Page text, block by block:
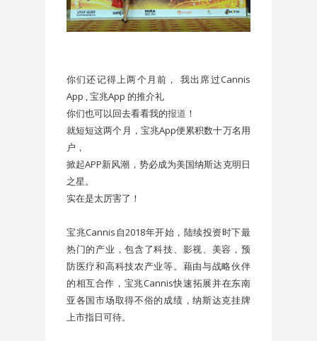
你们还记得上两个月前， 我出席过Cannis
App , 宝兆App 的推介礼
你们也可以回去看看我的报道 ！
就短短这两个月，宝兆App便累积数十万名用
户，
掀起APP新风潮，势必成为美国纳斯达克明日
之星。
实在是太厉害了！
宝兆Cannis自2018年开始，陆续投资时下最
热门的产业，包含了科技、影视、美容，预
防医疗和高科技农产业等。藉由与战略伙伴
的相互合作，宝兆Cannis快速拓展并在东南
亚各国市场取得不俗的成绩，纳斯达克挂牌
上市指日可待。